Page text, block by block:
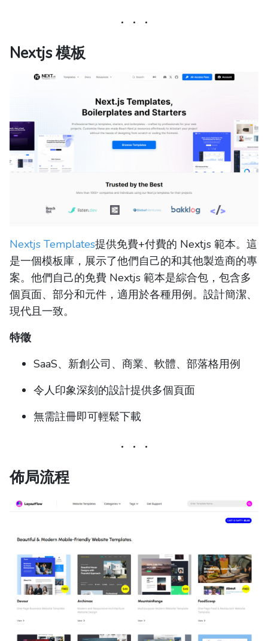
Nextjs 模板
Nextjs Templates提供免費+付費的 Nextjs 範本。這
是一個模板庫，展示了他們自己的和其他製造商的專
案。他們自己的免費 Nextjs 範本是綜合包，包含多
個頁面、部分和元件，適用於各種用例。設計簡潔、
現代且一致。
特徵
SaaS、新創公司、商業、軟體、部落格用例
令人印象深刻的設計提供多個頁面
無需註冊即可輕鬆下載
佈局流程